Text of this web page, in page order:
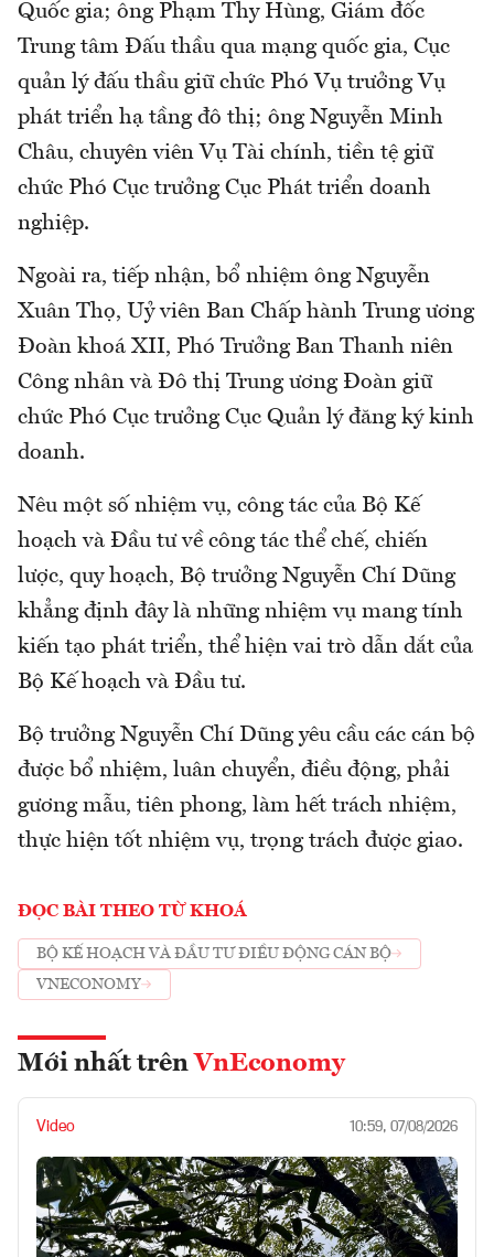
Quốc gia; ông Phạm Thy Hùng, Giám đốc
Trung tâm Đấu thầu qua mạng quốc gia, Cục
quản lý đấu thầu giữ chức Phó Vụ trưởng Vụ
phát triển hạ tầng đô thị; ông Nguyễn Minh
Châu, chuyên viên Vụ Tài chính, tiền tệ giữ
chức Phó Cục trưởng Cục Phát triển doanh
nghiệp.
Ngoài ra, tiếp nhận, bổ nhiệm ông Nguyễn
Xuân Thọ, Uỷ viên Ban Chấp hành Trung ương
Đoàn khoá XII, Phó Trưởng Ban Thanh niên
Công nhân và Đô thị Trung ương Đoàn giữ
chức Phó Cục trưởng Cục Quản lý đăng ký kinh
doanh.
Nêu một số nhiệm vụ, công tác của Bộ Kế
hoạch và Đầu tư về công tác thể chế, chiến
lược, quy hoạch, Bộ trưởng Nguyễn Chí Dũng
khẳng định đây là những nhiệm vụ mang tính
kiến tạo phát triển, thể hiện vai trò dẫn dắt của
Bộ Kế hoạch và Đầu tư.
Bộ trưởng Nguyễn Chí Dũng yêu cầu các cán bộ
được bổ nhiệm, luân chuyển, điều động, phải
gương mẫu, tiên phong, làm hết trách nhiệm,
thực hiện tốt nhiệm vụ, trọng trách được giao.
ĐỌC BÀI THEO TỪ KHOÁ
BỘ KẾ HOẠCH VÀ ĐẦU TƯ ĐIỀU ĐỘNG CÁN BỘ
VNECONOMY
Mới nhất trên VnEconomy
Video 10:59, 07/08/2026